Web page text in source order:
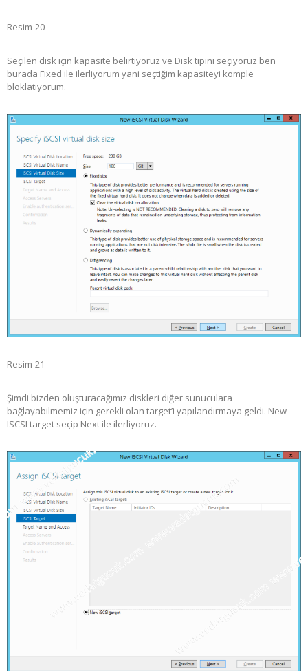
Resim-20
Seçilen disk için kapasite belirtiyoruz ve Disk tipini seçiyoruz ben
burada Fixed ile ilerliyorum yani seçtiğim kapasiteyi komple
bloklatıyorum.
Resim-21
Şimdi bizden oluşturacağımız diskleri diğer sunuculara
bağlayabilmemiz için gerekli olan target’i yapılandırmaya geldi. New
ISCSI target seçip Next ile ilerliyoruz.